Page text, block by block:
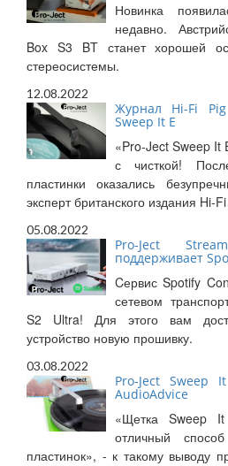
Новинка
недавно.
Box S3 BT станет хорошей
стереосистемы.
12.08.2022
Журнал Hi-Fi Pig
Sweep It E
«Pro-Ject Sweep It
с чисткой!
пластинки оказались
эксперт британского издания Hi-
05.08.2022
Pro-Ject
поддерживает
Cервис Spotify
сетевом
S2 Ultra! Для этого вам
устройство новую прошивку.
03.08.2022
Pro-Ject Sweep
AudioAdvice
«Щетка Sweep
отличный
пластинок», - к такому выводу